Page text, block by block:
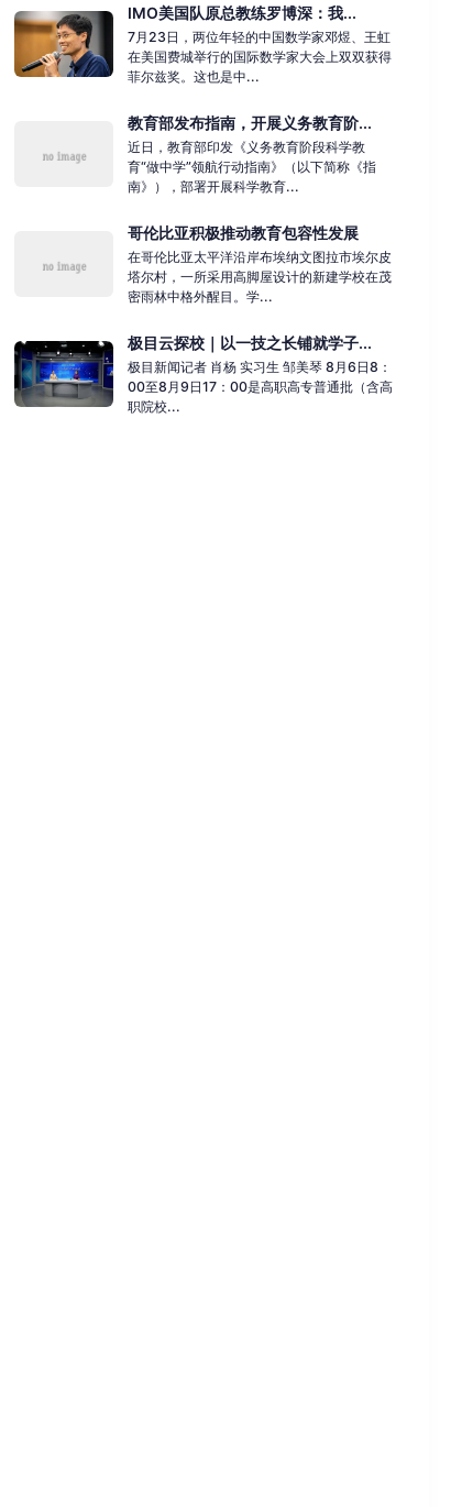
IMO美国队原总教练罗博深：我...
7月23日，两位年轻的中国数学家邓煜、王虹
在美国费城举行的国际数学家大会上双双获得
菲尔兹奖。这也是中...
教育部发布指南，开展义务教育阶...
近日，教育部印发《义务教育阶段科学教
育“做中学”领航行动指南》（以下简称《指
南》），部署开展科学教育...
哥伦比亚积极推动教育包容性发展
在哥伦比亚太平洋沿岸布埃纳文图拉市埃尔皮
塔尔村，一所采用高脚屋设计的新建学校在茂
密雨林中格外醒目。学...
极目云探校｜以一技之长铺就学子...
极目新闻记者 肖杨 实习生 邹美琴 8月6日8：
00至8月9日17：00是高职高专普通批（含高
职院校...